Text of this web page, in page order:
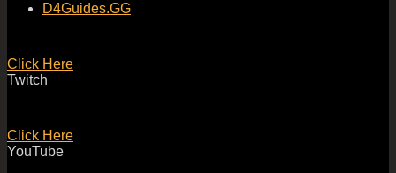
D4Guides.GG
Click Here
Twitch
Click Here
YouTube